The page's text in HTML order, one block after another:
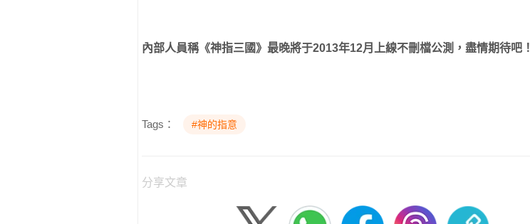
內部人員稱《神指三國》最晚將于2013年12月上線不刪檔公測，盡情期待吧！
Tags： #神的指意
分享文章